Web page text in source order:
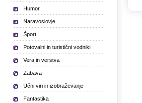
Humor
Naravoslovje
Šport
Potovalni in turistični vodniki
Vera in verstva
Zabava
Učni viri in izobraževanje
Fantastika